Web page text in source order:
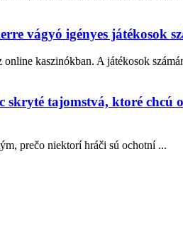
vágyó igényes játékosok
kaszinókban. A játékosok
tajomstvá, ktoré chcú
prečo niektorí hráči sú ochotní ...